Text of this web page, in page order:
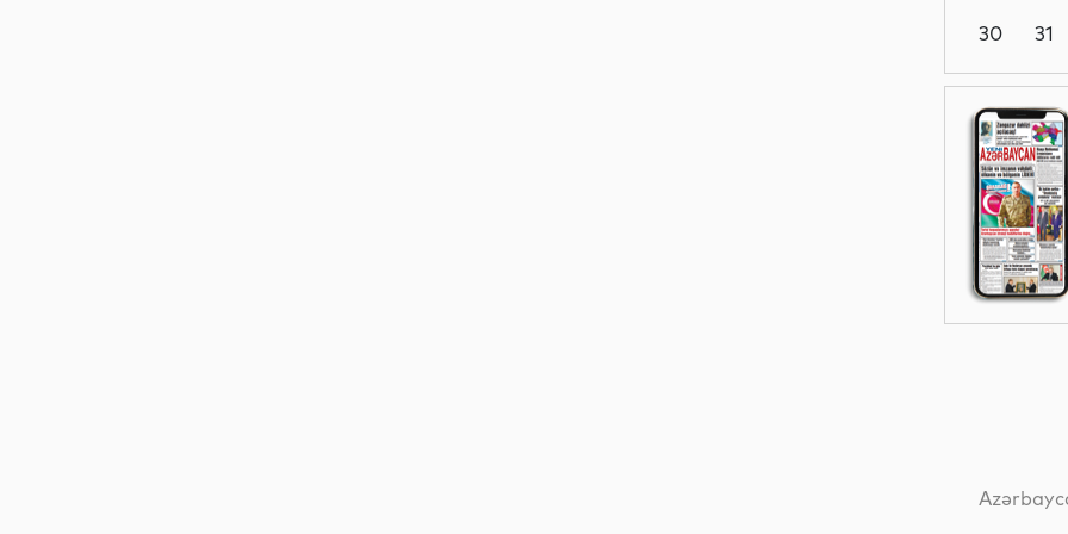
İdman
Dünya
30
31